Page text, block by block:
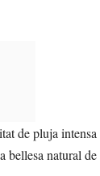
de pluja
bellesa natural